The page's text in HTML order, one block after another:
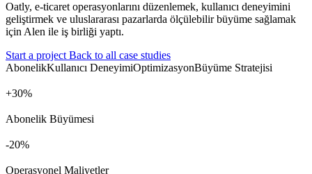
Oatly, e-ticaret operasyonlarını düzenlemek, kullanıcı deneyimini
geliştirmek ve uluslararası pazarlarda ölçülebilir büyüme sağlamak
için Alen ile iş birliği yaptı.
Start a projectBack to all case studies
AbonelikKullanıcı DeneyimiOptimizasyonBüyüme Stratejisi
+ %
Abonelik Büyümesi
%
Operasyonel Maliyetler